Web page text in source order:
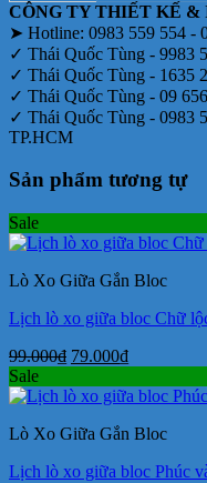
CÔNG TY THIẾT KẾ
➤ Hotline: 0983 559 554 -
✓ Thái Quốc Tùng - 9983
✓ Thái Quốc Tùng - 1635
✓ Thái Quốc Tùng - 09
✓ Thái Quốc Tùng - 0983
TP.HCM
Sản phẩm tương tự
Sale
Lò Xo Giữa Gắn Bloc
Lịch lò xo giữa bloc Chữ
99.000₫ Giá
là:
79.000₫Giá
tại
79.000₫.
Sale
Lò Xo Giữa Gắn Bloc
Lịch lò xo giữa bloc Phúc